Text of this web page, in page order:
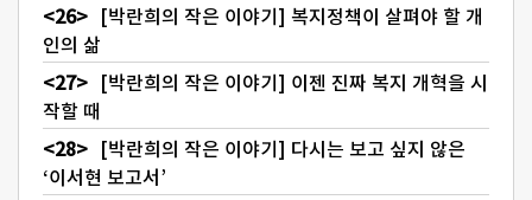
[박란희의 작은 이야기] 복지정책이 살펴야 할 개
인의 삶
[박란희의 작은 이야기] 이젠 진짜 복지 개혁을 시
작할 때
[박란희의 작은 이야기] 다시는 보고 싶지 않은
‘이서현 보고서’